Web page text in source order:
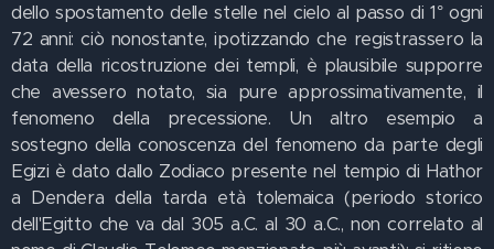
dello spostamento delle stelle nel cielo al passo di 1° ogni
72 anni: ciò nonostante, ipotizzando che registrassero la
data della ricostruzione dei templi, è plausibile supporre
che avessero notato, sia pure approssimativamente, il
fenomeno della precessione. Un altro esempio a
sostegno della conoscenza del fenomeno da parte degli
Egizi è dato dallo Zodiaco presente nel tempio di Hathor
a Dendera della tarda età tolemaica (periodo storico
dell'Egitto che va dal 305 a.C. al 30 a.C., non correlato al